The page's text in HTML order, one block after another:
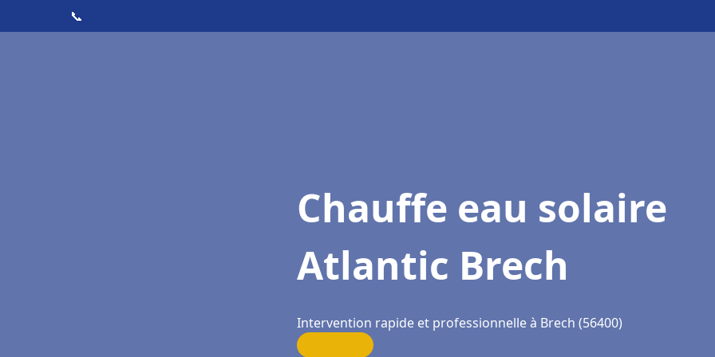
📞
Chauffe eau solaire
Atlantic Brech
Intervention rapide et professionnelle à Brech (56400)